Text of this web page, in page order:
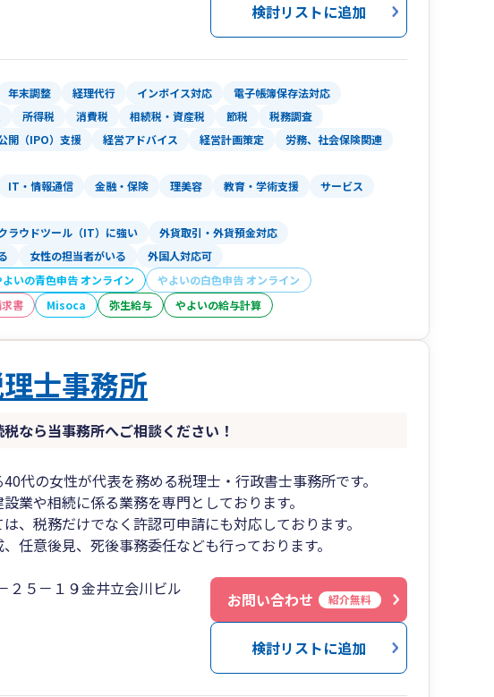
本社：大阪府北区）は、どこの税理士事務所でもエースとなれ
ニケーション能力を兼ね備えた人材が、中小企業向けに税務サ
士法人です。
」「クラウド会計導入支援」「大企業の税務顧問」などを得
達は、社会保険労務士法人併設のため、融資や補助金から助
いたします。
ん、税務調査対策や相続対策、事業承継などの特殊業務ま
ば何でもお気軽にご相談ください。
検討リストに追加
年末調整 経理代行 インボイス対応
電子帳簿保存法対応
所得税 消費税 相続税・資産税 節税
税務調査
開（IPO）支援 経営アドバイス 経営計画策定
労務、社会保険関連
IT・情報通信 金融・保険 理美容 教育・学術支援
サービス
ラウドツール（IT）に強い
外貨取引・外貨預金対応
女性の担当者がいる 外国人対応可
よいの青色申告 オンライン
やよいの白色申告 オンライン
書 Misoca 弥生給与 やよいの給与計算
士事務所
なら当事務所へご相談ください！
代の女性が代表を務める税理士・行政書士事務所です。
業や相続に係る業務を専門としております。
、税務だけでなく許認可申請にも対応しております。
任意後見、死後事務委任なども行っております。
２５－１９金井立会川ビル
お問い合わせ 紹介無料
検討リストに追加